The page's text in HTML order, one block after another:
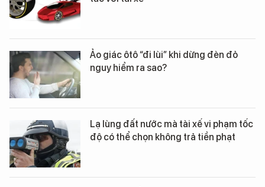
Ảo giác ôtô “đi lùi” khi dừng đèn đỏ
nguy hiểm ra sao?
Lạ lùng đất nước mà tài xế vi phạm tốc
độ có thể chọn không trả tiền phạt